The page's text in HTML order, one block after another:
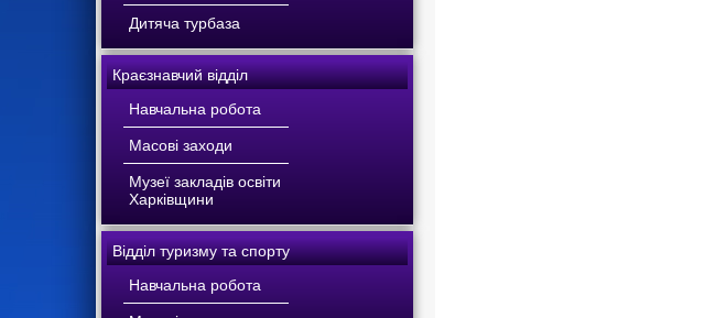
Дитяча турбаза
Краєзнавчий відділ
Навчальна робота
Масові заходи
Музеї закладів освіти
Харківщини
Відділ туризму та спорту
Навчальна робота